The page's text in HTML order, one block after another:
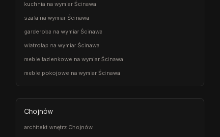
kuchnia na wymiar Ścinawa
szafa na wymiar Ścinawa
garderoba na wymiar Ścinawa
wiatrołap na wymiar Ścinawa
meble łazienkowe na wymiar Ścinawa
meble pokojowe na wymiar Ścinawa
Chojnów
architekt wnętrz Chojnów